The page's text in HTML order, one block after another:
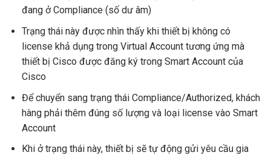
đang ở Compliance (số dư âm)
Trạng thái này được nhìn thấy khi thiết bị không có
license khả dụng trong Virtual Account tương ứng mà
thiết bị Cisco được đăng ký trong Smart Account của
Cisco
Để chuyển sang trạng thái Compliance/Authorized, khách
hàng phải thêm đúng số lượng và loại license vào Smart
Account
Khi ở trạng thái này, thiết bị sẽ tự động gửi yêu cầu gia